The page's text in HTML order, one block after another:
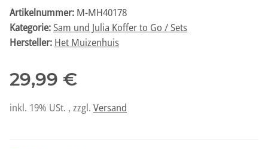
Artikelnummer: M-MH40178
Kategorie:Sam und Julia Koffer to Go / Sets
Hersteller: Het Muizenhuis
29,99 €
inkl. 19% USt. , zzgl. Versand